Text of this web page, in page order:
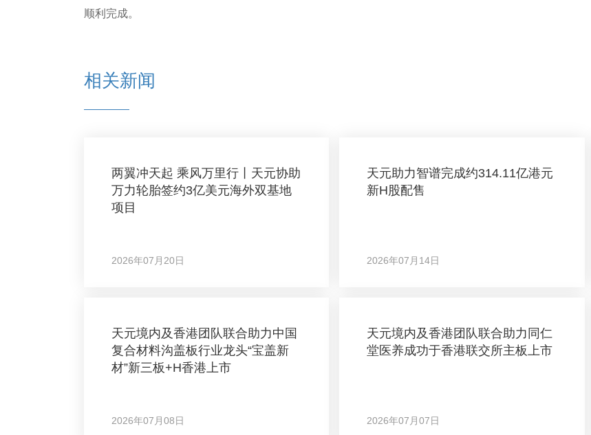
顺利完成。
相关新闻
两翼冲天起 乘风万里行丨天元协助
万力轮胎签约3亿美元海外双基地
项目
2026年07月20日
天元助力智谱完成约314.11亿港元
新H股配售
2026年07月14日
天元境内及香港团队联合助力中国
复合材料沟盖板行业龙头“宝盖新
材”新三板+H香港上市
2026年07月08日
天元境内及香港团队联合助力同仁
堂医养成功于香港联交所主板上市
2026年07月07日